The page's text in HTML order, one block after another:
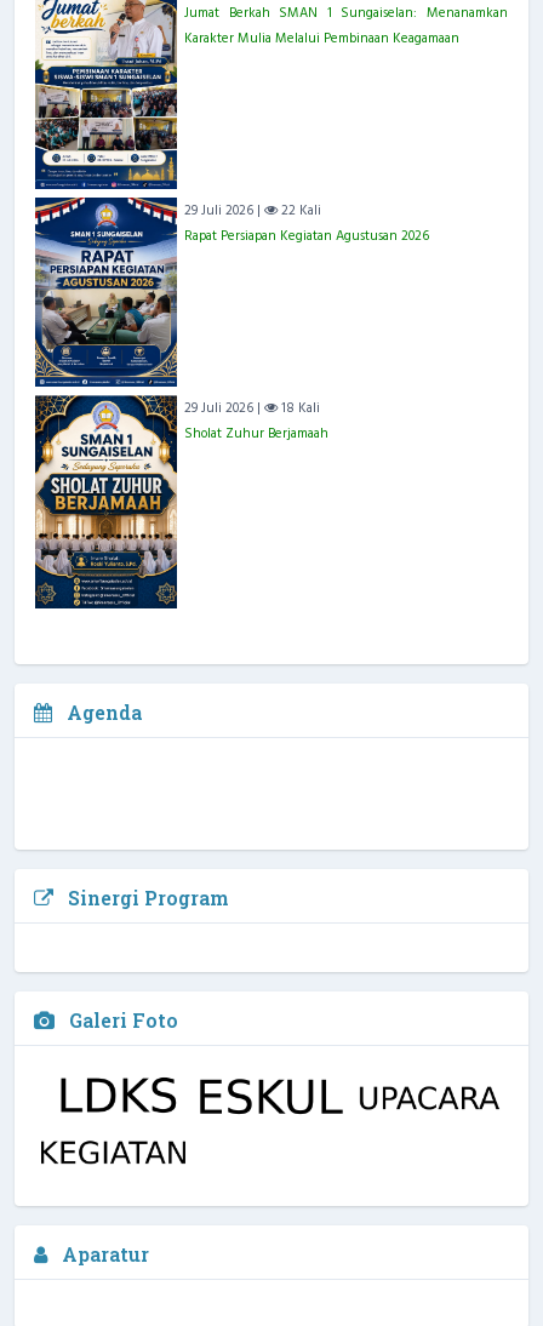
Jumat Berkah SMAN 1 Sungaiselan: Menanamkan
Karakter Mulia Melalui Pembinaan Keagamaan
29 Juli 2026 |
22 Kali
Rapat Persiapan Kegiatan Agustusan 2026
29 Juli 2026 |
18 Kali
Sholat Zuhur Berjamaah
Agenda
Sinergi Program
Galeri Foto
Aparatur
2 / 4
Waka Kurikulim
NIPD :